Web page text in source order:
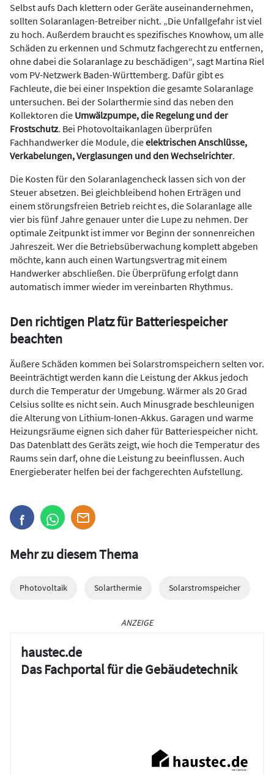
Selbst aufs Dach klettern oder Geräte auseinandernehmen,
sollten Solaranlagen-Betreiber nicht. „Die Unfallgefahr ist viel
zu hoch. Außerdem braucht es spezifisches Knowhow, um alle
Schäden zu erkennen und Schmutz fachgerecht zu entfernen,
ohne dabei die Solaranlage zu beschädigen“, sagt Martina Riel
vom PV-Netzwerk Baden-Württemberg. Dafür gibt es
Fachleute, die bei einer Inspektion die gesamte Solaranlage
untersuchen. Bei der Solarthermie sind das neben den
Kollektoren die Umwälzpumpe, die Regelung und der
Frostschutz. Bei Photovoltaikanlagen überprüfen
Fachhandwerker die Module, dieelektrischen Anschlüsse,
Verkabelungen, Verglasungen und den Wechselrichter.
Die Kosten für den Solaranlagencheck lassen sich von der
Steuer absetzen. Bei gleichbleibend hohen Erträgen und
einem störungsfreien Betrieb reicht es, die Solaranlage alle
vier bis fünf Jahre genauer unter die Lupe zu nehmen. Der
optimale Zeitpunkt ist immer vor Beginn der sonnenreichen
Jahreszeit. Wer die Betriebsüberwachung komplett abgeben
möchte, kann auch einen Wartungsvertrag mit einem
Handwerker abschließen. Die Überprüfung erfolgt dann
automatisch immer wieder im vereinbarten Rhythmus.
Den richtigen Platz für Batteriespeicher
beachten
Äußere Schäden kommen bei Solarstromspeichern selten vor.
Beeinträchtigt werden kann die Leistung der Akkus jedoch
durch die Temperatur der Umgebung. Wärmer als 20 Grad
Celsius sollte es nicht sein. Auch Minusgrade beschleunigen
die Alterung von Lithium-Ionen-Akkus. Garagen und warme
Heizungsräume eignen sich daher für Batteriespeicher nicht.
Das Datenblatt des Geräts zeigt, wie hoch die Temperatur des
Raums sein darf, ohne die Leistung zu beeinflussen. Auch
Energieberater helfen bei der fachgerechten Aufstellung.
Mehr zu diesem Thema
Photovoltaik Solarthermie Solarstromspeicher
ANZEIGE
haustec.de
Das Fachportal für die Gebäudetechnik